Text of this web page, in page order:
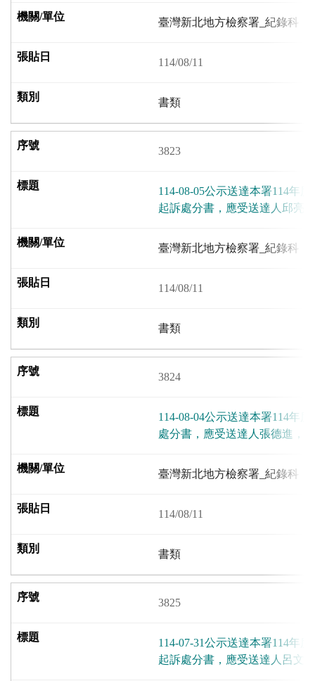
臺灣新北地方檢察署_紀錄科
114/08/11
書類
3823
114-08-05公示送達本署114年
起訴處分書，應受送達人邱亮
臺灣新北地方檢察署_紀錄科
114/08/11
書類
3824
114-08-04公示送達本署114年
處分書，應受送達人張德進，
臺灣新北地方檢察署_紀錄科
114/08/11
書類
3825
114-07-31公示送達本署114年
起訴處分書，應受送達人呂文